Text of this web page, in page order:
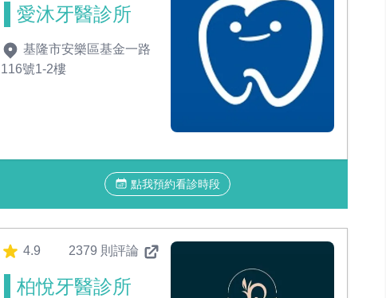
愛沐牙醫診所
基隆市安樂區基金一路
116號1-2樓
點我預約看診時段
4.9 2379 則評論
柏悅牙醫診所